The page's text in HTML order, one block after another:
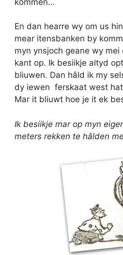
En dan hearre wy om us
mear itensbanken by
myn ynsjoch geane wy
kant op. Ik besiikje altyd
bliuwen. Dan hâld ik my
dy iewen ferskaat west
Mar it bliuwt hoe je it ek
Ik besiikje mar op myn
meters rekken te hâlden